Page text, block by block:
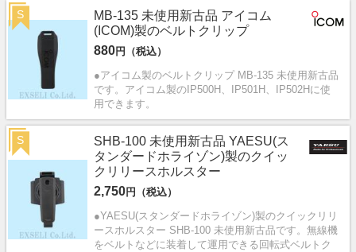
MB-135 未使用新古品 アイコム
(ICOM)製のベルトクリップ
880円（税込）
●アイコム製のベルトクリップ MB-135 未使用新古品
です。アイコム製のIP500H、IP501H、IP502Hに使
用できます。
S
SHB-100 未使用新古品 YAESU(ス
タンダードホライゾン)製のクイッ
クリリースホルスター
2,750円（税込）
●YAESU(スタンダードホライゾン)製のクイックリリ
ースホルスター SHB-100 未使用新古品です。無線機
をベルトなどに装着して運用できる回転式ベルトク
S